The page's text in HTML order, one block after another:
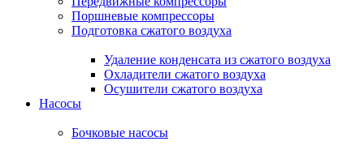
Поршневые компрессоры
Подготовка сжатого воздуха
Удаление конденсата из сжатого воздуха
Охладители сжатого воздуха
Осушители сжатого воздуха
Насосы
Бочковые насосы